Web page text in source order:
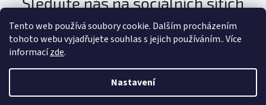
Tento web používá soubory cookie. Dalším procházením
tohoto webu vyjadřujete souhlas s jejich používáním.. Více
informacízde.
Nastavení
Vytvořil Shoptet